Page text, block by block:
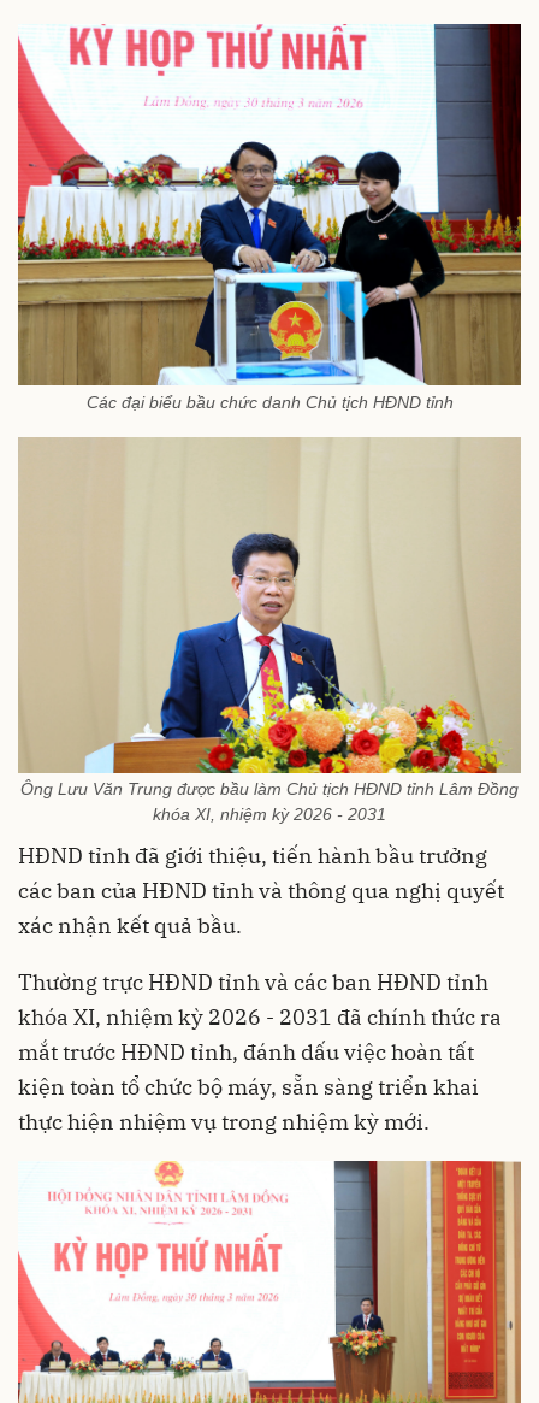
Các đại biểu bầu chức danh Chủ tịch HĐND tỉnh
Ông Lưu Văn Trung được bầu làm Chủ tịch HĐND tỉnh Lâm Đồng
khóa XI, nhiệm kỳ 2026 - 2031
HĐND tỉnh đã giới thiệu, tiến hành bầu trưởng
các ban của HĐND tỉnh và thông qua nghị quyết
xác nhận kết quả bầu.
Thường trực HĐND tỉnh và các ban HĐND tỉnh
khóa XI, nhiệm kỳ 2026 - 2031 đã chính thức ra
mắt trước HĐND tỉnh, đánh dấu việc hoàn tất
kiện toàn tổ chức bộ máy, sẵn sàng triển khai
thực hiện nhiệm vụ trong nhiệm kỳ mới.